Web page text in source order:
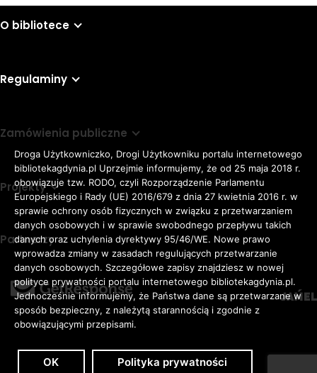
Zaloguj Dostępność
Rozmiar
czcionki
Adomyślna czcionka
Awiększa czcionka
Aduża czcionka
KONTRAST:
ZWIĘKSZ
ODSTĘPY
W
O bibliotece
Regulaminy
Zamówienia publiczne
Projekty
Partnerzy
Droga Użytkowniczko, Drogi Użytkowniku portalu internetowego
bibliotekagdynia.pl Uprzejmie informujemy, że od 25 maja 2018 r.
obowiązuje tzw. RODO, czyli Rozporządzenie Parlamentu
Europejskiego i Rady (UE) 2016/679 z dnia 27 kwietnia 2016 r. w
sprawie ochrony osób fizycznych w związku z przetwarzaniem
danych osobowych i w sprawie swobodnego przepływu takich
danych oraz uchylenia dyrektywy 95/46/WE. Nowe prawo
wprowadza zmiany w zasadach regulujących przetwarzanie
danych osobowych. Szczegółowe zapisy znajdziesz w nowej
polityce prywatności portalu internetowego bibliotekagdynia.pl.
Jednocześnie informujemy, że Państwa dane są przetwarzane w
sposób bezpieczny, z należytą starannością i zgodnie z
obowiązującymi przepisami.
OK Polityka prywatności